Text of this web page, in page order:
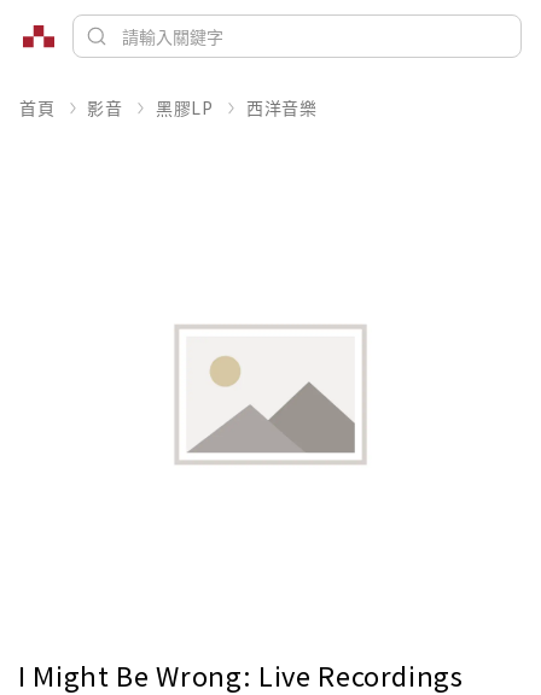
首頁 影音 黑膠LP 西洋音樂
I Might Be Wrong: Live Recordings